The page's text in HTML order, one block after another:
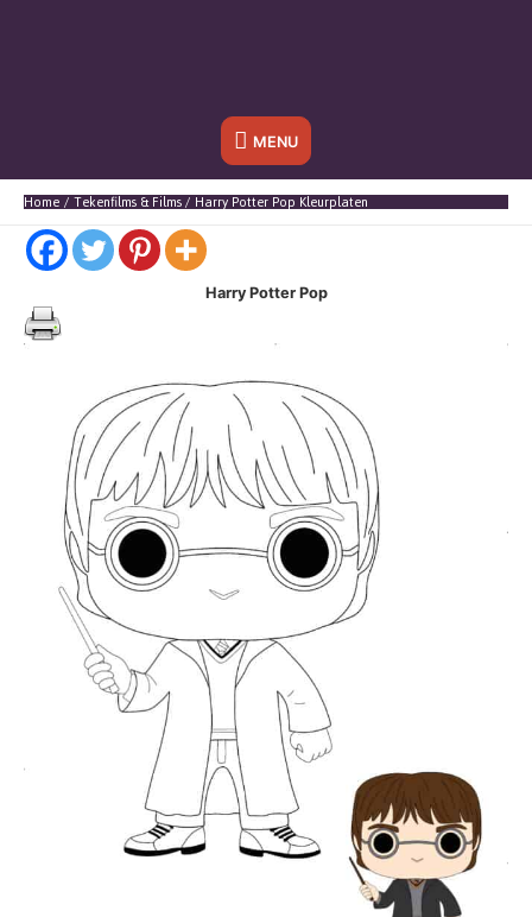
Onder
header
MENU
Home Tekenfilms & Films Harry Potter Pop Kleurplaten
Harry Potter Pop